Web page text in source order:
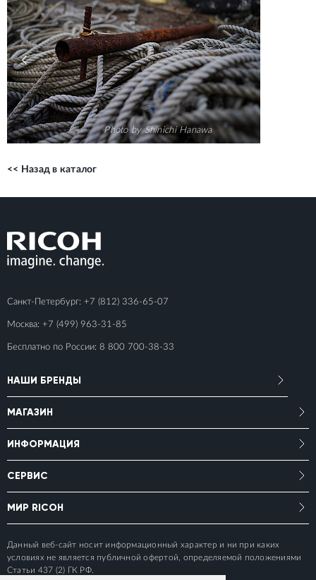
Photo by Shinichi Hanawa
<< Назад в каталог
Санкт-Петербург: +7 (812) 336-65-07
Москва: +7 (499) 963-31-85
Бесплатно по России: 8 800 700-38-33
НАШИ БРЕНДЫ
МАГАЗИН
ИНФОРМАЦИЯ
СЕРВИС
МИР RICOH
Данный веб-сайт носит информационный характер и ни при каких
условиях не является публичной офертой, определяемой положениями
Статьи 437 (2) ГК РФ.